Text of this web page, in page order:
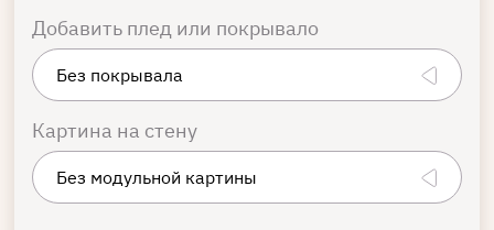
Добавить плед или покрывало
Картина на стену